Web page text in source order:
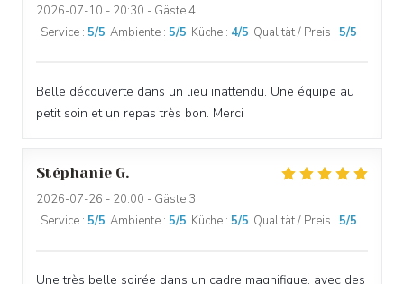
2026-07-10 - 20:30 - Gäste 4
Service : 5/5 Ambiente : 5/5 Küche : 4/5 Qualität / Preis : 5/5
Belle découverte dans un lieu inattendu. Une équipe au
petit soin et un repas très bon. Merci
Stéphanie G
2026-07-26 - 20:00 - Gäste 3
Service : 5/5 Ambiente : 5/5 Küche : 5/5 Qualität / Preis : 5/5
Une très belle soirée dans un cadre magnifique, avec des